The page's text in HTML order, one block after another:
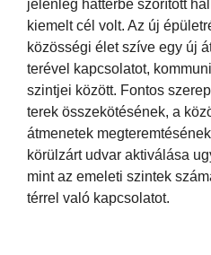
jelenleg háttérbe szorított
kiemelt cél volt. Az új
közösségi élet szíve egy új
terével kapcsolatot,
szintjei között. Fontos
terek összekötésének, a
átmenetek
körülzárt udvar aktiválása
mint az emeleti szintek
térrel való kapcsolatot.